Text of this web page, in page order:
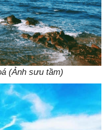
(Ảnh sưu tầm)